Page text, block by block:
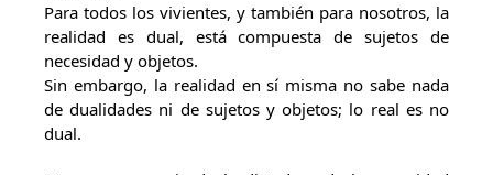
Para todos los vivientes, y también para nosotros, la
realidad es dual, está compuesta de sujetos de
necesidad y objetos.
Sin embargo, la realidad en sí misma no sabe nada
de dualidades ni de sujetos y objetos; lo real es no
dual.